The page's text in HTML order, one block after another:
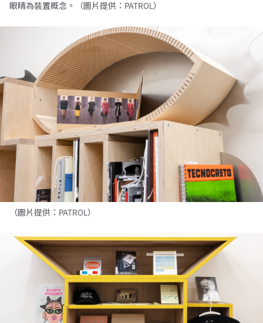
眼睛為裝置概念。（圖片提供：PATROL）
（圖片提供：PATROL）